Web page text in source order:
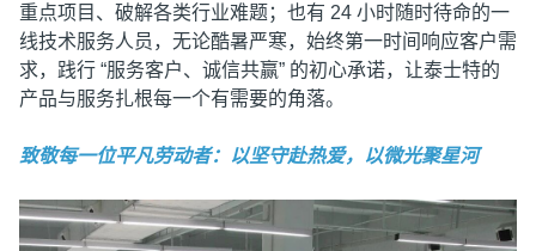
重点项目、破解各类行业难题；也有 24 小时随时待命的一
线技术服务人员，无论酷暑严寒，始终第一时间响应客户需
求，践行 “服务客户、诚信共赢” 的初心承诺，让泰士特的
产品与服务扎根每一个有需要的角落。
致敬每一位平凡劳动者：以坚守赴热爱，以微光聚星河